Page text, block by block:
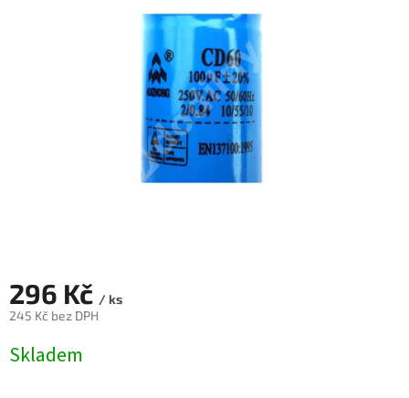
296 Kč / ks
245 Kč bez DPH
cena:
Skladem